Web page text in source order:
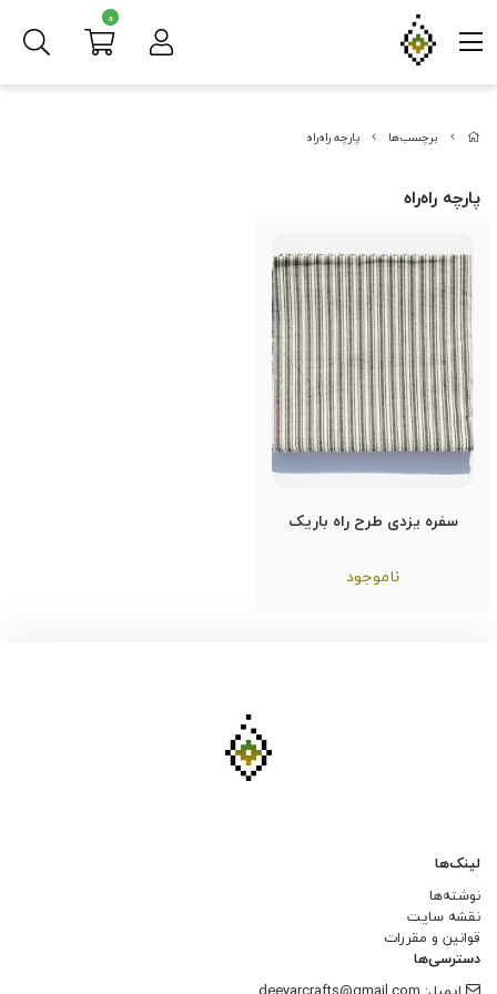
برچسب‌ها پارچه راه‌راه
پارچه راه‌راه
سفره یزدی طرح راه باریک
ناموجود
لینک‌ها
نوشته‌ها
نقشه سایت
قوانین و مقررات
دسترسی‌ها
0